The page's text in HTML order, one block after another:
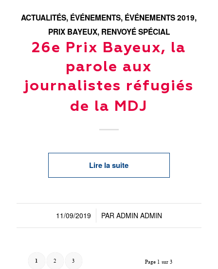
ACTUALITÉS, ÉVÉNEMENTS, ÉVÉNEMENTS 2019,
PRIX BAYEUX, RENVOYÉ SPÉCIAL
26e Prix Bayeux, la
parole aux
journalistes réfugiés
de la MDJ
Lire la suite
11/09/2019
/ PAR ADMIN ADMIN
Page 1 sur 3
1 2 3